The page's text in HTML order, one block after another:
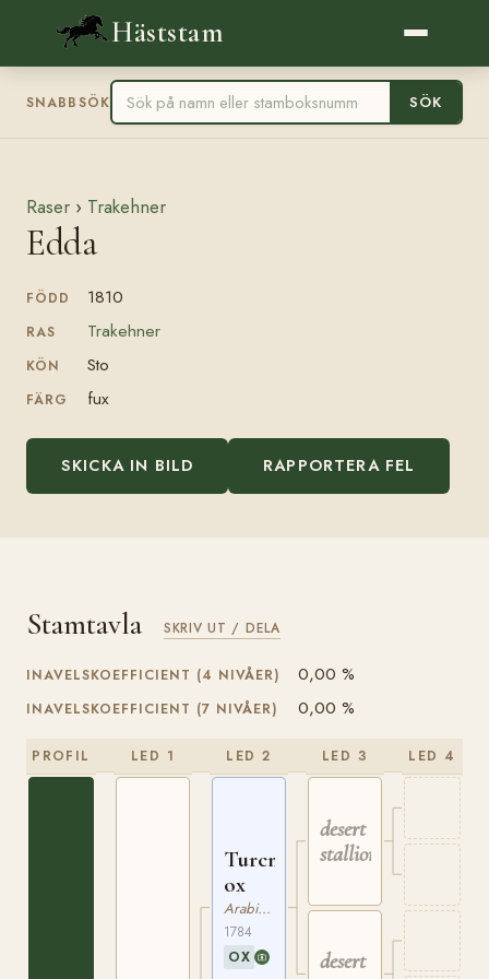
Häststam
SNABBSÖK SÖK
Raser › Trakehner
Edda
FÖDD 1810
RAS Trakehner
KÖN Sto
FÄRG fux
SKICKA IN BILD RAPPORTERA FEL
Stamtavla SKRIV UT / DELA
INAVELSKOEFFICIENT (4 NIVÅER) 0,00 %
INAVELSKOEFFICIENT (7 NIVÅER) 0,00 %
PROFIL LED 1 LED 2
Turcmainatti
ox
Arabiskt Fullblod
1784
OX
LED 3
desert
stallion
desert
LED 4